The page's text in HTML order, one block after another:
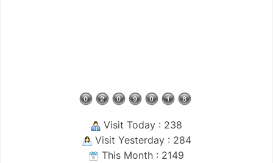
Visit Today : 238
Visit Yesterday : 284
This Month : 2149